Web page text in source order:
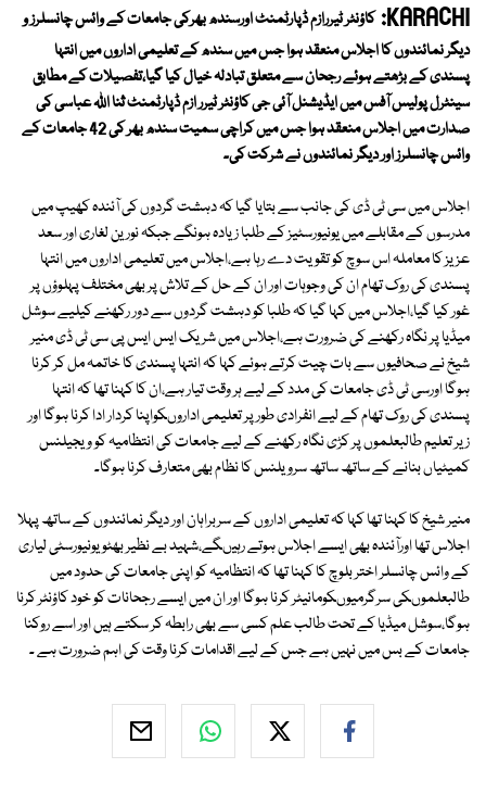
KARACHI: کاؤنٹر ٹیررازم ڈپارٹمنٹ اورسندھ بھرکی جامعات کے وائس چانسلرز و
دیگر نمائندوں کا اجلاس منعقد ہوا جس میں سندھ کے تعلیمی اداروں میں انتہا
پسندی کے بڑھتے ہوئے رجحان سے متعلق تبادلہ خیال کیا گیا،تفصیلات کے مطابق
سینٹرل پولیس آفس میں ایڈیشنل آئی جی کاؤنٹر ٹیرر ازم ڈپارٹمنٹ ثنا اﷲ عباسی کی
صدارت میں اجلاس منعقد ہوا جس میں کراچی سمیت سندھ بھر کی 42 جامعات کے
وائس چانسلرز اور دیگر نمائندوں نے شرکت کی۔
اجلاس میں سی ٹی ڈی کی جانب سے بتایا گیا کہ دہشت گردوں کی آئندہ کھیپ میں
مدرسوں کے مقابلے میں یونیورسٹیز کے طلبا زیادہ ہونگے جبکہ نورین لغاری اور سعد
عزیز کا معاملہ اس سوچ کو تقویت دے رہا ہے،اجلاس میں تعلیمی اداروں میں انتہا
پسندی کی روک تھام ان کی وجوہات اور ان کے حل کے تلاش پر بھی مختلف پہلوؤں پر
غور کیا گیا،اجلاس میں کہا گیا کہ طلبا کو دہشت گردوں سے دور رکھنے کیلیے سوشل
میڈیا پر نگاہ رکھنے کی ضرورت ہے،اجلاس میں شریک ایس ایس پی سی ٹی ڈی منیر
شیخ نے صحافیوں سے بات چیت کرتے ہوئے کہا کہ انتہا پسندی کا خاتمہ مل کر کرنا
ہوگا اورسی ٹی ڈی جامعات کی مدد کے لیے ہر وقت تیار ہے،ان کا کہنا تھا کہ انتہا
پسندی کی روک تھام کے لیے انفرادی طور پر تعلیمی اداروںکواپنا کردار ادا کرنا ہوگا اور
زیر تعلیم طالبعلموں پر کڑی نگاہ رکھنے کے لیے جامعات کی انتظامیہ کو ویجیلنس
کمیٹیاں بنانے کے ساتھ ساتھ سرویلنس کا نظام بھی متعارف کرنا ہوگا۔
منیر شیخ کا کہنا تھا کہا کہ تعلیمی اداروں کے سربراہان اور دیگر نمائندوں کے ساتھ پہلا
اجلاس تھا اورآئندہ بھی ایسے اجلاس ہوتے رہیںگے،شہید بے نظیر بھٹو یونیورسٹی لیاری
کے وائس چانسلر اختر بلوچ کا کہنا تھا کہ انتظامیہ کو اپنی جامعات کی حدود میں
طالبعلموںکی سرگرمیوںکومانیٹر کرنا ہوگا اور ان میں ایسے رجحانات کو خود کاؤنٹر کرنا
ہوگا،سوشل میڈیا کے تحت طالب علم کسی سے بھی رابطہ کر سکتے ہیں اور اسے روکنا
جامعات کے بس میں نہیں ہے جس کے لیے اقدامات کرنا وقت کی اہم ضرورت ہے ۔